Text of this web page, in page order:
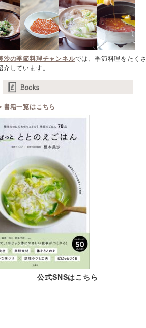
沙の季節料理チャンネルでは、季節料理をたくさ
介しています。
書籍一覧はこちら
公式SNSはこちら